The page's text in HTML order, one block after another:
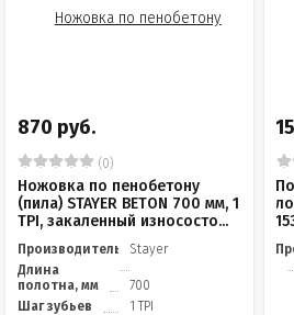
870 руб.
(0)
Ножовка по пенобетону
(пила) STAYER BETON 700 мм, 1
TPI, закаленный износосто...
Производитель
Stayer
Длина
полотна, мм
700
Шаг зубьев
1 TPI